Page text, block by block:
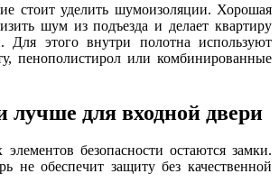
стоит уделить шумоизоляции. Хорошая
шум из подъезда и делает квартиру
Для этого внутри полотна используют
пенополистирол или комбинированные
лучше для входной двери
безопасности остаются замки.
не обеспечит защиту без качественной